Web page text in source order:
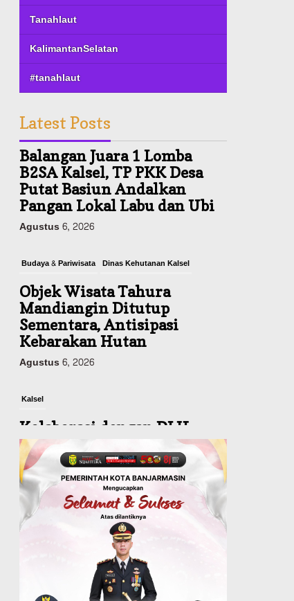
Tanahlaut
KalimantanSelatan
#tanahlaut
Latest Posts
Budaya & Pariwisata Dinas Kehutanan Kalsel
Objek Wisata Tahura
Mandiangin Ditutup
Sementara, Antisipasi
Agustus 6, 2026
Kalsel
Kolaborasi dengan DLH
Kalsel, Komunitas Jurnalis
di Kalsel Lakukan
Rangas
Agustus 6, 2026
Headline Pemerintahan
Sejumlah Lahan Pertanian
Alami Kekeringan Imbas
Kemaru, Stok Pangan di
Kalsel Aman?
Pemkab Balangan